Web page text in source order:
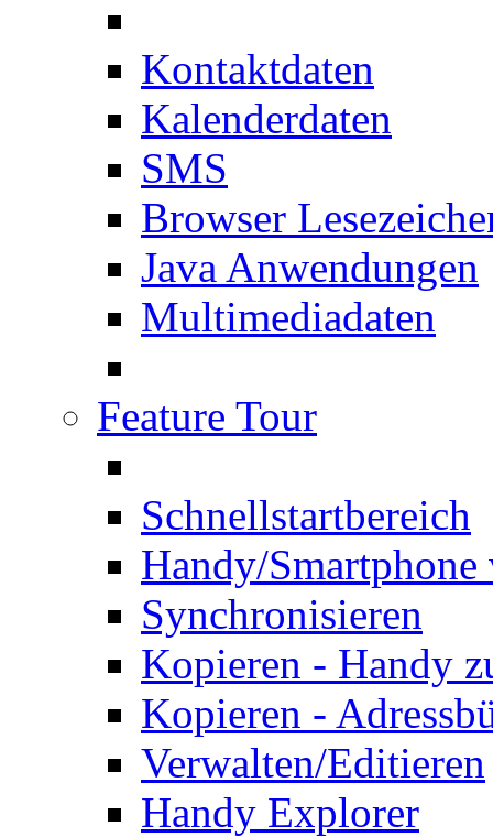
Kontaktdaten
Kalenderdaten
SMS
Browser
Java Anwendungen
Multimediadaten
Feature Tour
Schnellstartbereich
Handy/Smartphone
Synchronisieren
Kopieren - Handy
Kopieren -
Verwalten/Editieren
Handy Explorer